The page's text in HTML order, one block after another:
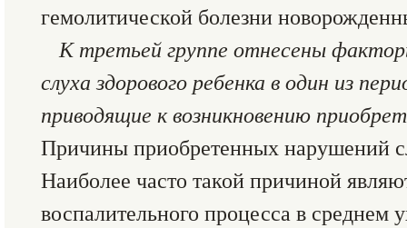
гемолитической болезни
К третьей группе отнесены
слуха здорового ребенка в один из
приводящие к возникновению
Причины приобретенных нарушений
Наиболее часто такой причиной
воспалительного процесса в среднем